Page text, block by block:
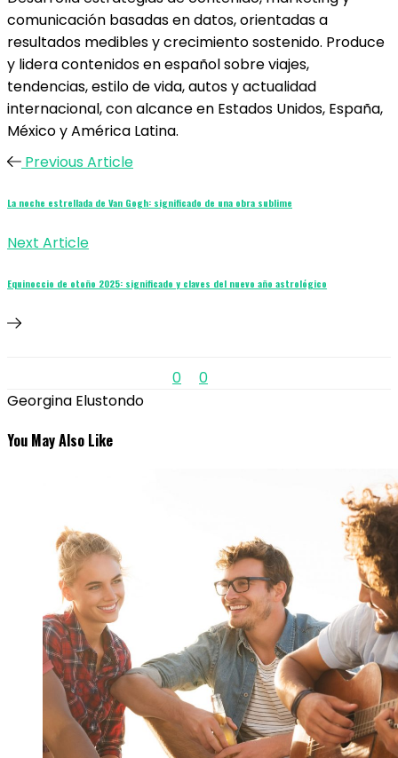
comunicación basadas en datos, orientadas a
resultados medibles y crecimiento sostenido. Produce
y lidera contenidos en español sobre viajes,
tendencias, estilo de vida, autos y actualidad
internacional, con alcance en Estados Unidos, España,
México y América Latina.
Previous Article
La noche estrellada de Van Gogh: significado de una obra sublime
Next Article
Equinoccio de otoño 2025: significado y claves del nuevo año astrológico
0
0
Georgina Elustondo
You May Also Like